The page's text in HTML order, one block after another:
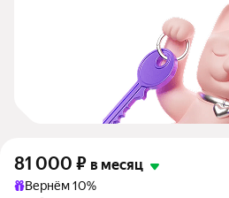
81 000 ₽ в месяц
Вернём 10%